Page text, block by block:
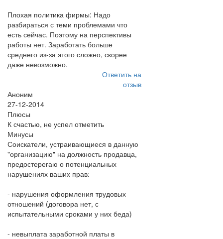
Плохая политика фирмы: Надо
разбираться с теми проблемами что
есть сейчас. Поэтому на перспективы
работы нет. Заработать больше
среднего из-за этого сложно, скорее
даже невозможно.
Ответить на
отзыв
Аноним
27-12-2014
Плюсы
К счастью, не успел отметить
Минусы
Соискатели, устраивающиеся в данную
"организацию" на должность продавца,
предостерегаю о потенциальных
нарушениях ваших прав:
- нарушения оформления трудовых
отношений (договора нет, с
испытательными сроками у них беда)
- невыплата заработной платы в